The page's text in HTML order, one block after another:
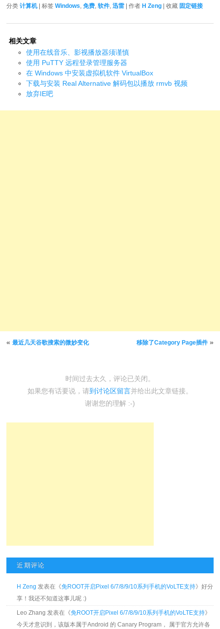
分类计算机| 标签Windows,免费,软件,迅雷 | 作者 H Zeng | 收藏 固定链接
相关文章
使用在线音乐、影视播放器须谨慎
使用 PuTTY 远程登录管理服务器
在 Windows 中安装虚拟机软件 VirtualBox
下载与安装 Real Alternative 解码包以播放 rmvb 视频
放弃IE吧
文章导航
«最近几天谷歌搜索的微妙变化 移除了Category Page插件»
时间过去太久，评论已关闭。
如果您有话要说，请到讨论区留言并给出此文章链接。
谢谢您的理解 :-)
近期评论
H Zeng 发表在《免ROOT开启Pixel 6/7/8/9/10系列手机的VoLTE支持》好分
享！我还不知道这事儿呢 :)
Leo Zhang 发表在《免ROOT开启Pixel 6/7/8/9/10系列手机的VoLTE支持》
今天才意识到，该版本属于Android 的 Canary Program， 属于官方允许各